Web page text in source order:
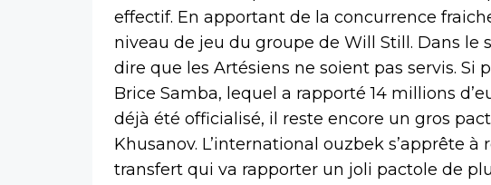
effectif. En apportant de la concurrence
niveau de jeu du groupe de Will Still. Dans le
dire que les Artésiens ne soient pas servis. Si
Brice Samba, lequel a rapporté 14 millions
déjà été officialisé, il reste encore un gros
Khusanov. L’international ouzbek s’apprête
transfert qui va rapporter un joli pactole de